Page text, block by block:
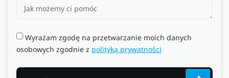
Wyrażam zgodę na przetwarzanie moich danych
osobowych zgodnie z polityką prywatności